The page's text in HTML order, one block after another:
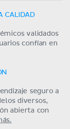
CALIDAD
validados
confían en
seguro a
diversos,
abierta con